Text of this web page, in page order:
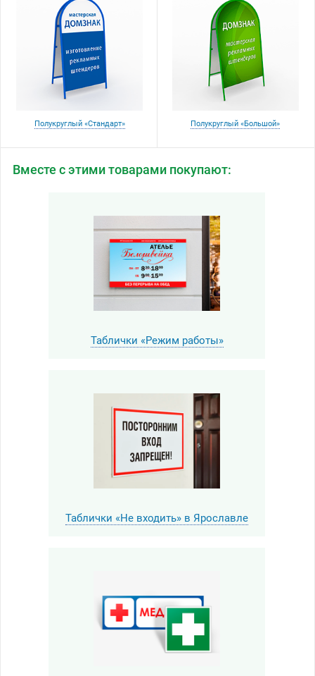
Полукруглый «Стандарт» Полукруглый «Большой»
Вместе с этими товарами покупают:
Таблички «Режим работы»
Таблички «Не входить» в Ярославле